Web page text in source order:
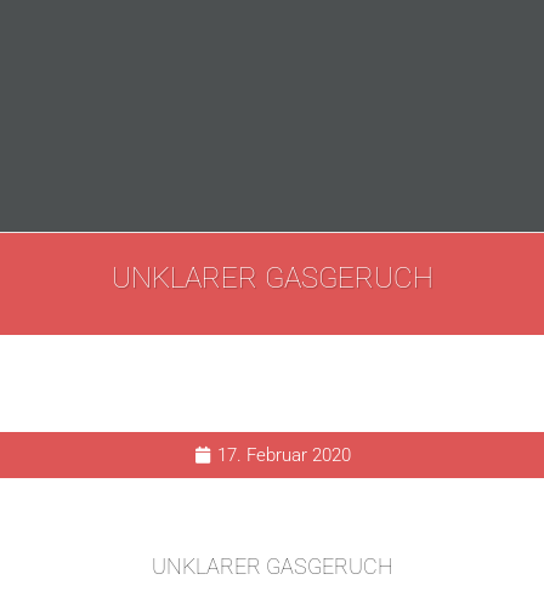
UNKLARER GASGERUCH
17. Februar 2020
UNKLARER GASGERUCH